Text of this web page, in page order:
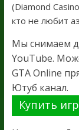
(Diamond
кто не любит
Мы снимаем
YouTube.
GTA Online
Ютуб канал.
Купить